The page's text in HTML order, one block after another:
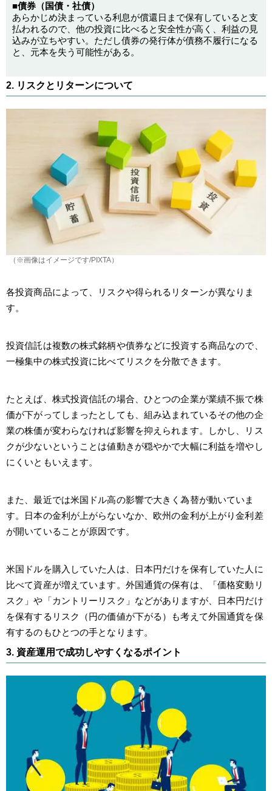
■債券（国債・社債）
あらかじめ決まっている利息が償還日まで保有していると支
払われるので、他の投資に比べると安全性が高く、利益の見
込みが立ちやすい。ただし債券の発行体が債務不履行になる
と、元本を失う可能性がある。
2. リスクとリターンについて
（※画像はイメージです/PIXTA）
各投資商品によって、リスクや得られるリターンが異なりま
す。
投資信託は複数の株式銘柄や債券などに投資する商品なので、
一極集中の株式投資に比べてリスクを分散できます。
たとえば、株式投資信託の場合、ひとつの企業が業績不振で株
価が下がってしまったとしても、組み込まれているその他の企
業の株価が変わらなければ影響を抑えられます。しかし、リス
クが少ないということは値動きが穏やかで大幅に利益を増やし
にくいともいえます。
また、最近では米国ドル高の影響で大きく為替が動いていま
す。日本の金利が上がらないなか、欧州の金利が上がり金利差
が開いていることが原因です。
米国ドルを購入していた人は、日本円だけを保有していた人に
比べて資産が増えています。外国通貨の保有は、「価格変動リ
スク」や「カントリーリスク」などがありますが、日本円だけ
を保有するリスク（円の価値が下がる）も考えて外国通貨を保
有するのもひとつの手となります。
3. 資産運用で成功しやすくなるポイント